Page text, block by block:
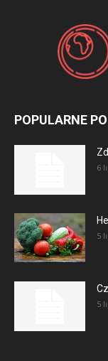
POPULARNE
6
5
5